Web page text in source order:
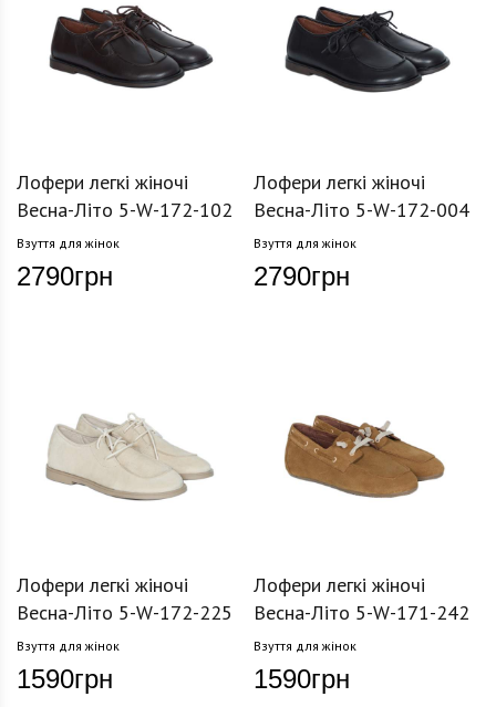
Лофери легкі жіночі
Весна-Літо 5-W-172-102
Взуття для жінок
2790грн
Лофери легкі жіночі
Весна-Літо 5-W-172-004
Взуття для жінок
2790грн
Лофери легкі жіночі
Весна-Літо 5-W-172-225
Взуття для жінок
1590грн
Лофери легкі жіночі
Весна-Літо 5-W-171-242
Взуття для жінок
1590грн